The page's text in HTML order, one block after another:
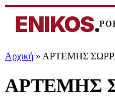
ENIKOS.
Αρχική » ΑΡΤΕΜΗΣ
ΑΡΤΕΜΗΣ